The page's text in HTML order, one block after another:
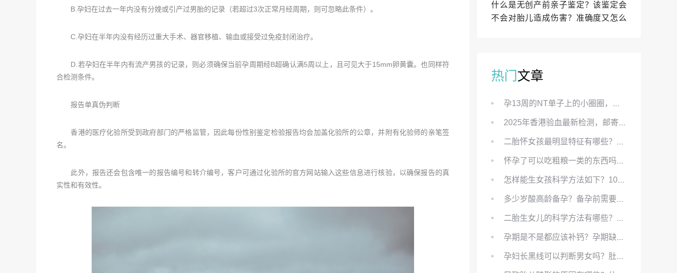
B.孕妇在过去一年内没有分娩或引产过男胎的记录（若超过3次正常月经周期，则可忽略此条件）。
C.孕妇在半年内没有经历过重大手术、器官移植、输血或接受过免疫封闭治疗。
D.若孕妇在半年内有流产男孩的记录，则必须确保当前孕周期经B超确认满5周以上，且可见大于15mm卵黄囊。也同样符
合检测条件。
报告单真伪判断
香港的医疗化验所受到政府部门的严格监管，因此每份性别鉴定检验报告均会加盖化验所的公章，并附有化验师的亲笔签
名。
此外，报告还会包含唯一的报告编号和转介编号，客户可通过化验所的官方网站输入这些信息进行核验，以确保报告的真
实性和有效性。
什么是无创产前亲子鉴定？该鉴定会
不会对胎儿造成伤害？准确度又怎么
热门文章